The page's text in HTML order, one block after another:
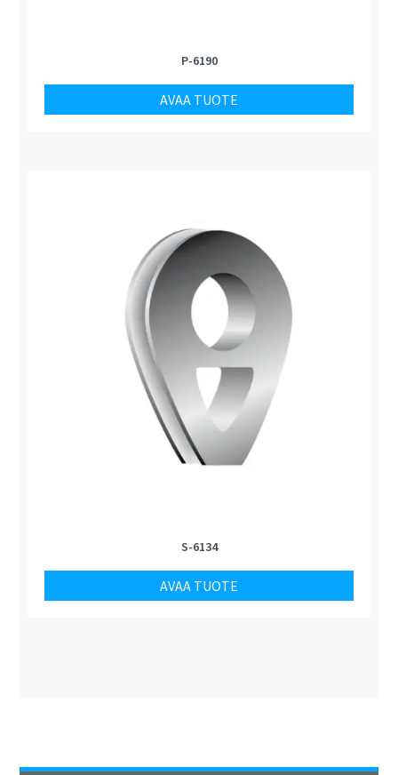
P-6190
AVAA TUOTE
S-6134
AVAA TUOTE